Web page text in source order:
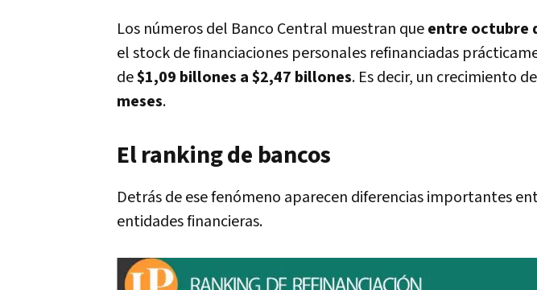
Los números del Banco Central muestran queentre octubre
el stock de financiaciones personales refinanciadas
de$1,09 billones a $2,47 billones. Es decir, un crecimiento
meses.
El ranking de bancos
Detrás de ese fenómeno aparecen diferencias importantes
entidades financieras.